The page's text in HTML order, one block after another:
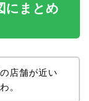
にまとめ
店舗が近い
。